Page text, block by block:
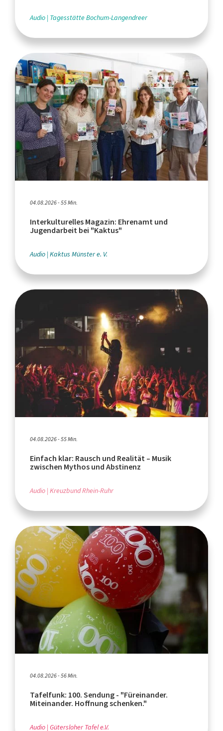
Audio Tagesstätte Bochum-Langendreer
04.08.2026 - 55 Min.
Interkulturelles Magazin: Ehrenamt und
Jugendarbeit bei "Kaktus"
Audio Kaktus Münster e. V.
04.08.2026 - 55 Min.
Einfach klar: Rausch und Realität – Musik
zwischen Mythos und Abstinenz
Audio Kreuzbund Rhein-Ruhr
04.08.2026 - 56 Min.
Tafelfunk: 100. Sendung - "Füreinander.
Miteinander. Hoffnung schenken."
Audio Gütersloher Tafel e.V.